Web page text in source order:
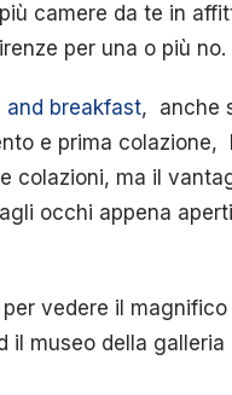
camere da te in
per una o più no.
and breakfast, anche
e prima colazione,
colazioni, ma il
occhi appena
vedere il
il museo della galleria